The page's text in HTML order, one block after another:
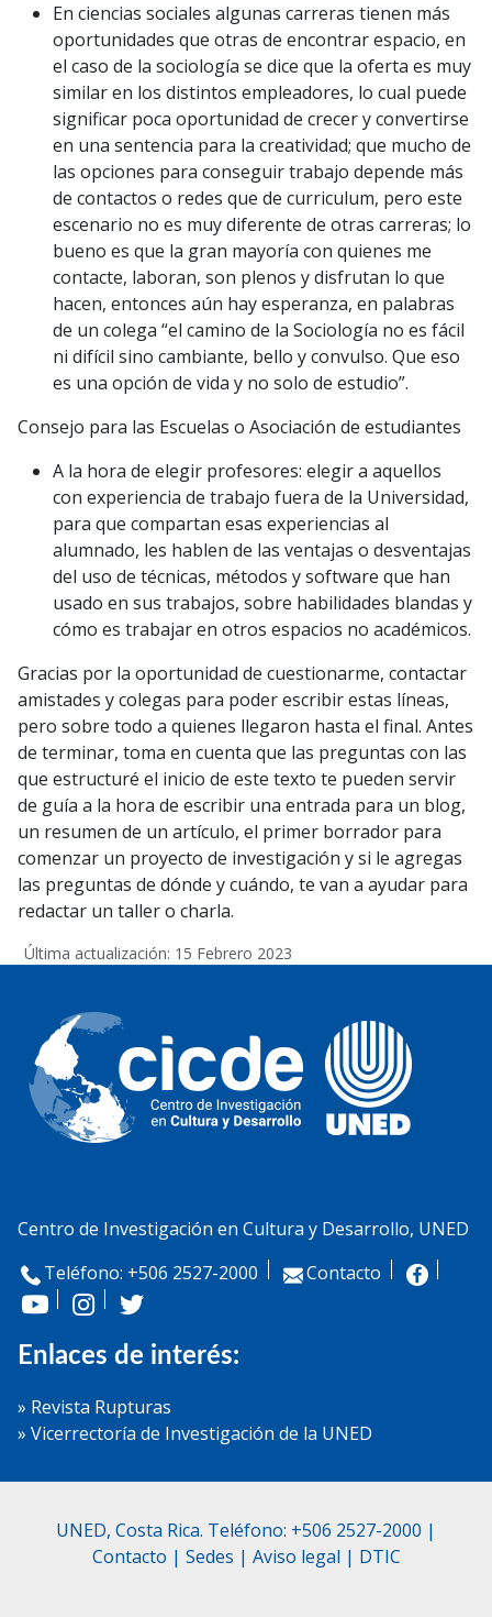
En ciencias sociales algunas carreras tienen más
oportunidades que otras de encontrar espacio, en
el caso de la sociología se dice que la oferta es muy
similar en los distintos empleadores, lo cual puede
significar poca oportunidad de crecer y convertirse
en una sentencia para la creatividad; que mucho de
las opciones para conseguir trabajo depende más
de contactos o redes que de curriculum, pero este
escenario no es muy diferente de otras carreras; lo
bueno es que la gran mayoría con quienes me
contacte, laboran, son plenos y disfrutan lo que
hacen, entonces aún hay esperanza, en palabras
de un colega “el camino de la Sociología no es fácil
ni difícil sino cambiante, bello y convulso. Que eso
es una opción de vida y no solo de estudio”.
Consejo para las Escuelas o Asociación de estudiantes
A la hora de elegir profesores: elegir a aquellos
con experiencia de trabajo fuera de la Universidad,
para que compartan esas experiencias al
alumnado, les hablen de las ventajas o desventajas
del uso de técnicas, métodos y software que han
usado en sus trabajos, sobre habilidades blandas y
cómo es trabajar en otros espacios no académicos.
Gracias por la oportunidad de cuestionarme, contactar
amistades y colegas para poder escribir estas líneas,
pero sobre todo a quienes llegaron hasta el final. Antes
de terminar, toma en cuenta que las preguntas con las
que estructuré el inicio de este texto te pueden servir
de guía a la hora de escribir una entrada para un blog,
un resumen de un artículo, el primer borrador para
comenzar un proyecto de investigación y si le agregas
las preguntas de dónde y cuándo, te van a ayudar para
redactar un taller o charla.
Última actualización: 15 Febrero 2023
Centro de Investigación en Cultura y Desarrollo, UNED
Teléfono: +506 2527-2000
Contacto
Enlaces de interés:
» Revista Rupturas
» Vicerrectoría de Investigación de la UNED
UNED, Costa Rica. Teléfono: +506 2527-2000 |
Contacto | Sedes | Aviso legal | DTIC